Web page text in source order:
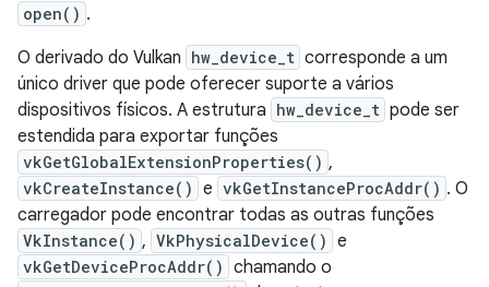
open() .
O derivado do Vulkan hw_device_t corresponde a um
único driver que pode oferecer suporte a vários
dispositivos físicos. A estrutura hw_device_t pode ser
estendida para exportar funções
vkGetGlobalExtensionProperties() ,
vkCreateInstance() e vkGetInstanceProcAddr() . O
carregador pode encontrar todas as outras funções
VkInstance() , VkPhysicalDevice() e
vkGetDeviceProcAddr() chamando o